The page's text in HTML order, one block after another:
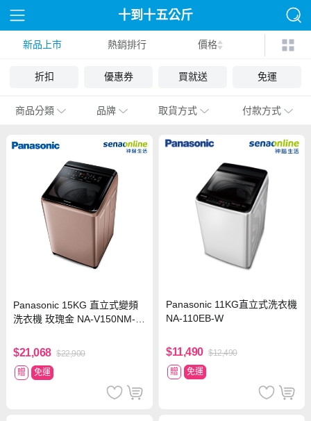
十到十五公斤
新品上市 熱銷排行 價格
折扣 優惠券 買就送 免運
商品分類 品牌 取貨方式 付款方式
Panasonic 15KG 直立式變頻
洗衣機 玫瑰金 NA-V150NM-P
$21,068 $22,900
贈
免運
Panasonic 11KG直立式洗衣機
NA-110EB-W
$11,490 $12,490
贈
免運